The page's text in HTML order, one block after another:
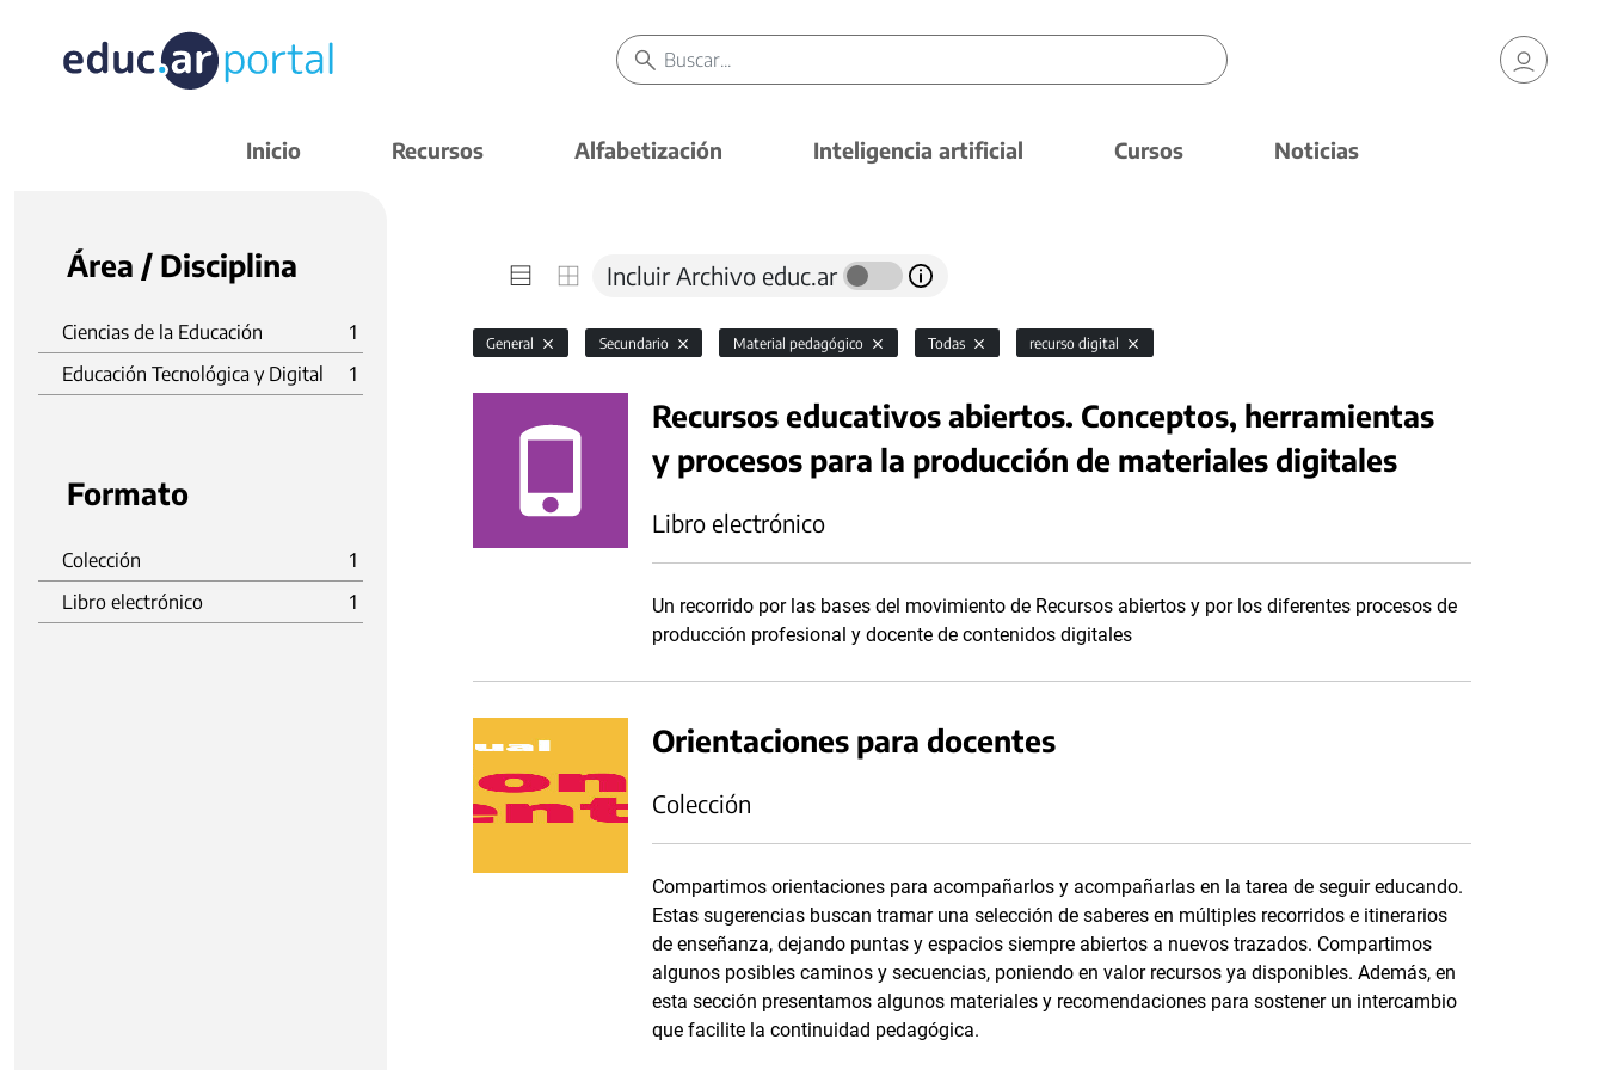
Inicio Recursos Alfabetización Inteligencia artificial Cursos Noticias
Área / Disciplina
Ciencias de la Educación
1
Educación Tecnológica y Digital
1
Formato
Colección
1
Libro electrónico
1
Incluir Archivo educ.ar
General Secundario Material pedagógico Todas recurso digital
Recursos educativos abiertos. Conceptos, herramientas
y procesos para la producción de materiales digitales
Libro electrónico
Un recorrido por las bases del movimiento de Recursos abiertos y por los diferentes procesos de
producción profesional y docente de contenidos digitales
Orientaciones para docentes
Colección
Compartimos orientaciones para acompañarlos y acompañarlas en la tarea de seguir educando.
Estas sugerencias buscan tramar una selección de saberes en múltiples recorridos e itinerarios
de enseñanza, dejando puntas y espacios siempre abiertos a nuevos trazados. Compartimos
algunos posibles caminos y secuencias, poniendo en valor recursos ya disponibles. Además, en
esta sección presentamos algunos materiales y recomendaciones para sostener un intercambio
que facilite la continuidad pedagógica.